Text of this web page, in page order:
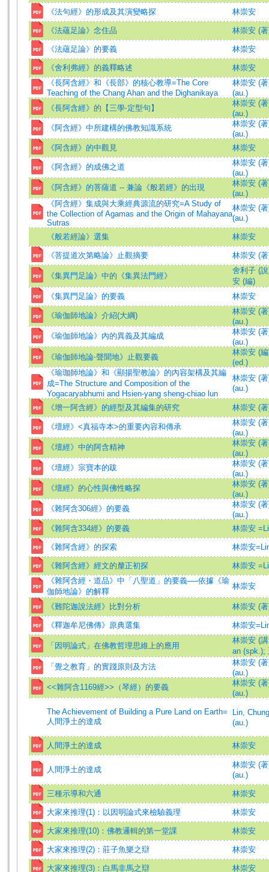
《法句經》的形成及其演變略探 林崇安
《法蘊足論》念住品 林崇安 (
《法蘊足論》的要義 林崇安
《舍利弗經》的義釋略述
林崇安
《長阿含經》和《長部》的核心教導=The Core
Teaching of the Chang Ahan and the Dighanikaya
林崇安 (
(au.)
《長阿含經》的【三學‧定型句】
林崇安 (
(au.)
《阿含經》中所建構的佛教知識系統
林崇安 (
(au.)
《阿含經》的中觀見
林崇安
《阿含經》的成佛之道
林崇安 (
(au.)
《阿含經》的菩薩道 -- 兼論《般若經》的出現
林崇安 (
(au.)
《阿含經》集成與大乘經典源流的研究=A Study of
the Collection of Agamas and the Origin of Mahayana
Sutras
林崇安 (
(au.)
《般若經論》選集 林崇安
《菩提道次第略論》止觀摘要 林崇安 (
《集異門足論》中的《集異法門經》
舍利子 (
安 (編)
《集異門足論》的要義
林崇安
《瑜伽師地論》介紹(大綱)
林崇安 (
(au.)
《瑜伽師地論》內的異義及其編成
林崇安 (
(au.)
《瑜伽師地論‧聲聞地》止觀要義
林崇安 (
(ed.)
《瑜珈師地論》和《顯揚聖教論》的內容架構及其編
成=The Structure and Composition of the
Yogacaryabhumi and Hsien-yang sheng-chiao lun
林崇安 (
(au.)
《增一阿含經》的經型及其編集的研究 林崇安 (
《壇經》<真福寺本>的重要內容和傳承
林崇安 (
(au.)
《壇經》中的阿含精神
林崇安 (
(au.)
《壇經》宗寶本的跋
林崇安 (
(au.)
《壇經》的心性與佛性略探
林崇安 (
(au.)
《雜阿含306經》的要義
林崇安 (
(au.)
《雜阿含334經》的要義
林崇安
《雜阿含經》的探索 林崇安
《雜阿含經》經文的釐正初探
林崇安
《雜阿含經・道品》中「八聖道」的要義──依據《瑜
伽師地論》的解釋
林崇安
《難陀迦說法經》比對分析 林崇安 (
《釋迦牟尼佛傳》原典選集 林崇安
「因明論式」在佛教哲理思維上的應用
林崇安 (
an (spk.);
「覺之教育」的實踐原則及方法
林崇安 (
(au.)
<<雜阿含1169經>>（琴經）的要義
林崇安 (
(au.)
The Achievement of Building a Pure Land on Earth=
人間淨土的達成
Lin,
(au.)
人間淨土的達成 林崇安
人間淨土的達成
林崇安 (
(au.)
三種示導和六通 林崇安
大家來推理(1)：以因明論式來檢驗義理 林崇安
大家來推理(10)：佛教邏輯的第一堂課 林崇安
大家來推理(2)：莊子魚樂之辯 林崇安
大家來推理(3)：白馬非馬之辯 林崇安